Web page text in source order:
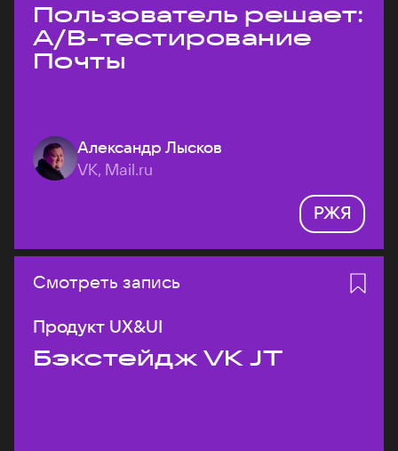
Пользователь решает:
A/B-тестирование
Почты
Александр Лысков
VK, Mail.ru
РЖЯ
Смотреть запись
Продукт UX&UI
Бэкстейдж VK JT